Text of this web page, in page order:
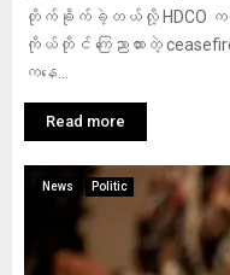
တိုက်ခိုက်ခဲ့တယ်လို့ HDCO
ကိုယ်တိုင် ကြေညာထားတဲ့
ကနေ...
Read more
News Politic